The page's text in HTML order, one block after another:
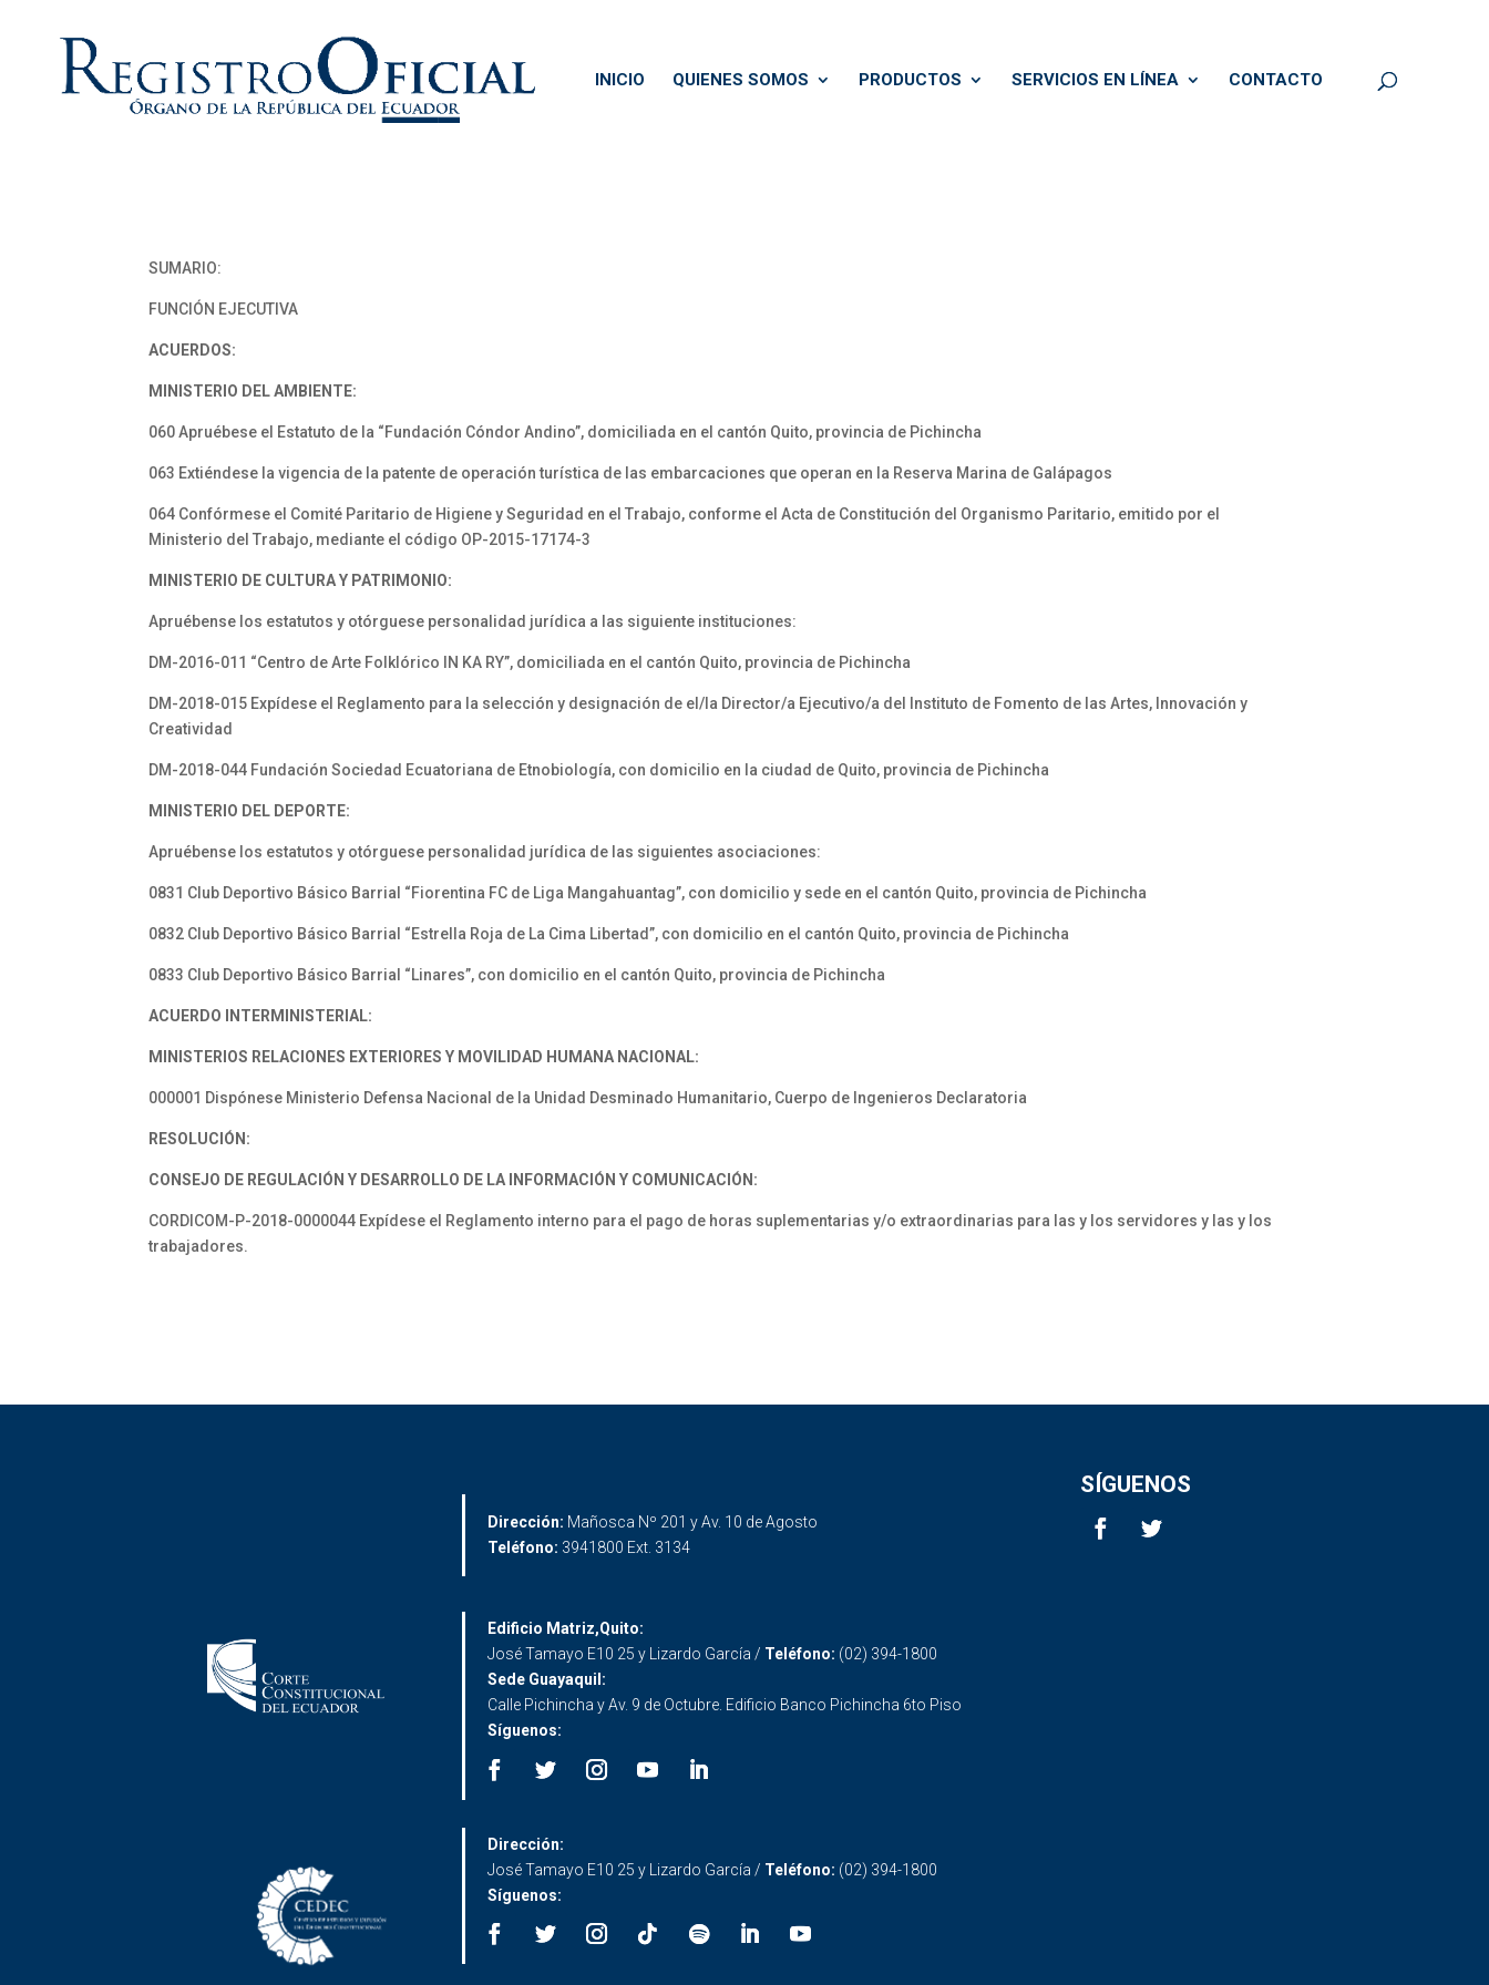
INICIO QUIENES SOMOS PRODUCTOS SERVICIOS EN LÍNEA CONTACTO
SUMARIO:
FUNCIÓN EJECUTIVA
ACUERDOS:
MINISTERIO DEL AMBIENTE:
060 Apruébese el Estatuto de la “Fundación Cóndor Andino”, domiciliada en el cantón Quito, provincia de Pichincha
063 Extiéndese la vigencia de la patente de operación turística de las embarcaciones que operan en la Reserva Marina de Galápagos
064 Confórmese el Comité Paritario de Higiene y Seguridad en el Trabajo, conforme el Acta de Constitución del Organismo Paritario, emitido por el
Ministerio del Trabajo, mediante el código OP-2015-17174-3
MINISTERIO DE CULTURA Y PATRIMONIO:
Apruébense los estatutos y otórguese personalidad jurídica a las siguiente instituciones:
DM-2016-011 “Centro de Arte Folklórico IN KA RY”, domiciliada en el cantón Quito, provincia de Pichincha
DM-2018-015 Expídese el Reglamento para la selección y designación de el/la Director/a Ejecutivo/a del Instituto de Fomento de las Artes, Innovación y
Creatividad
DM-2018-044 Fundación Sociedad Ecuatoriana de Etnobiología, con domicilio en la ciudad de Quito, provincia de Pichincha
MINISTERIO DEL DEPORTE:
Apruébense los estatutos y otórguese personalidad jurídica de las siguientes asociaciones:
0831 Club Deportivo Básico Barrial “Fiorentina FC de Liga Mangahuantag”, con domicilio y sede en el cantón Quito, provincia de Pichincha
0832 Club Deportivo Básico Barrial “Estrella Roja de La Cima Libertad”, con domicilio en el cantón Quito, provincia de Pichincha
0833 Club Deportivo Básico Barrial “Linares”, con domicilio en el cantón Quito, provincia de Pichincha
ACUERDO INTERMINISTERIAL:
MINISTERIOS RELACIONES EXTERIORES Y MOVILIDAD HUMANA NACIONAL:
000001 Dispónese Ministerio Defensa Nacional de la Unidad Desminado Humanitario, Cuerpo de Ingenieros Declaratoria
RESOLUCIÓN:
CONSEJO DE REGULACIÓN Y DESARROLLO DE LA INFORMACIÓN Y COMUNICACIÓN:
CORDICOM-P-2018-0000044 Expídese el Reglamento interno para el pago de horas suplementarias y/o extraordinarias para las y los servidores y las y los
trabajadores.
Dirección: Mañosca Nº 201 y Av. 10 de Agosto
Teléfono: 3941800 Ext. 3134
SÍGUENOS
Edificio Matriz,Quito:
José Tamayo E10 25 y Lizardo García / Teléfono: (02) 394-1800
Sede Guayaquil:
Calle Pichincha y Av. 9 de Octubre. Edificio Banco Pichincha 6to Piso
Síguenos:
Dirección:
José Tamayo E10 25 y Lizardo García / Teléfono: (02) 394-1800
Síguenos: